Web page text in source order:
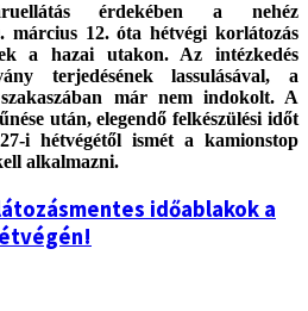
érdekében a nehéz
március 12. óta hétvégi korlátozás
a hazai utakon. Az intézkedés
terjedésének lassulásával, a
szakaszában már nem indokolt. A
után, elegendő felkészülési időt
i hétvégétől ismét a kamionstop
alkalmazni.
időablakok a